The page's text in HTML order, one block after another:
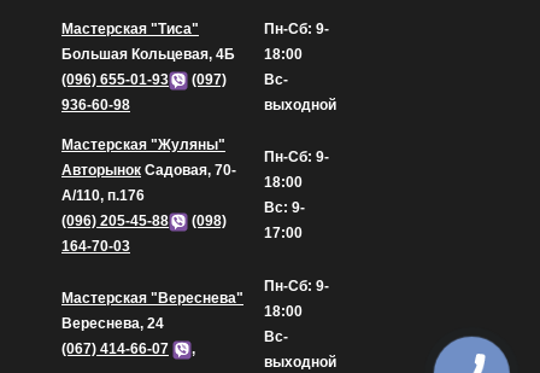
Мастерская "Тиса"
Большая Кольцевая, 4Б
(096) 655-01-93
(097)
936-60-98
Пн-Сб: 9-
18:00
Вс-
выходной
Мастерская "Жуляны"
Авторынок Садовая, 70-
А/110, п.176
(096) 205-45-88
(098)
164-70-03
Пн-Сб: 9-
18:00
Вс: 9-
17:00
Мастерская "Вереснева"
Вереснева, 24
(067) 414-66-07
,
Пн-Сб: 9-
18:00
Вс-
выходной